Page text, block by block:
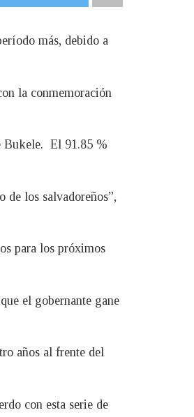
más, debido a
la conmemoración
Bukele. El 91.85 %
de los salvadoreños”,
para los próximos
el gobernante gane
años al frente del
con esta serie de